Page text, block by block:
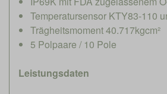
Temperatursensor KTY83-110
Trägheitsmoment 40.717kgcm²
5 Polpaare / 10 Pole
Leistungsdaten